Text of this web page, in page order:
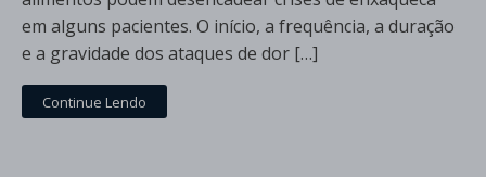
em alguns pacientes. O início, a frequência, a duração
e a gravidade dos ataques de dor […]
Continue Lendo